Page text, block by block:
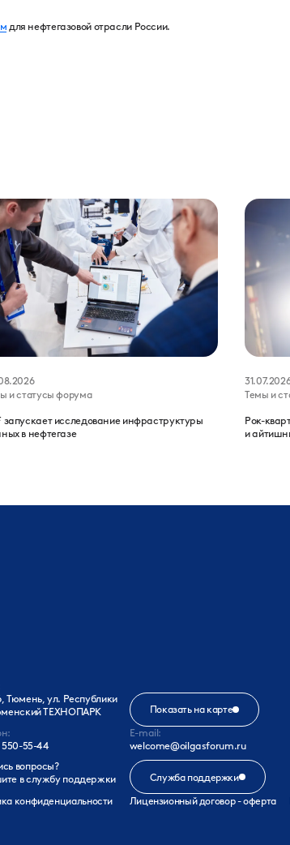
для нефтегазовой отрасли России.
и статусы форума
запускает исследование инфраструктуры
в нефтегазе
Темы и
Рок-
и
Тюмень, ул. Республики
ТЕХНОПАРК
Показать на карте
550-55-44
E-mail:
welcome@oilgasforum.ru
вопросы?
в службу поддержки
Служба поддержки
конфиденциальности Лицензионный договор - оферта